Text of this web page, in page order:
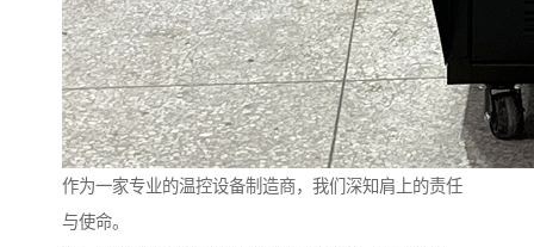
作为一家专业的温控设备制造商，我们深知肩上的责任
与使命。